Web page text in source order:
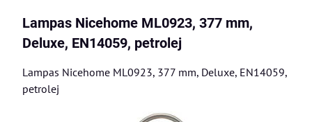
Lampas Nicehome ML0923, 377 mm,
Deluxe, EN14059, petrolej
Lampas Nicehome ML0923, 377 mm, Deluxe, EN14059,
petrolej